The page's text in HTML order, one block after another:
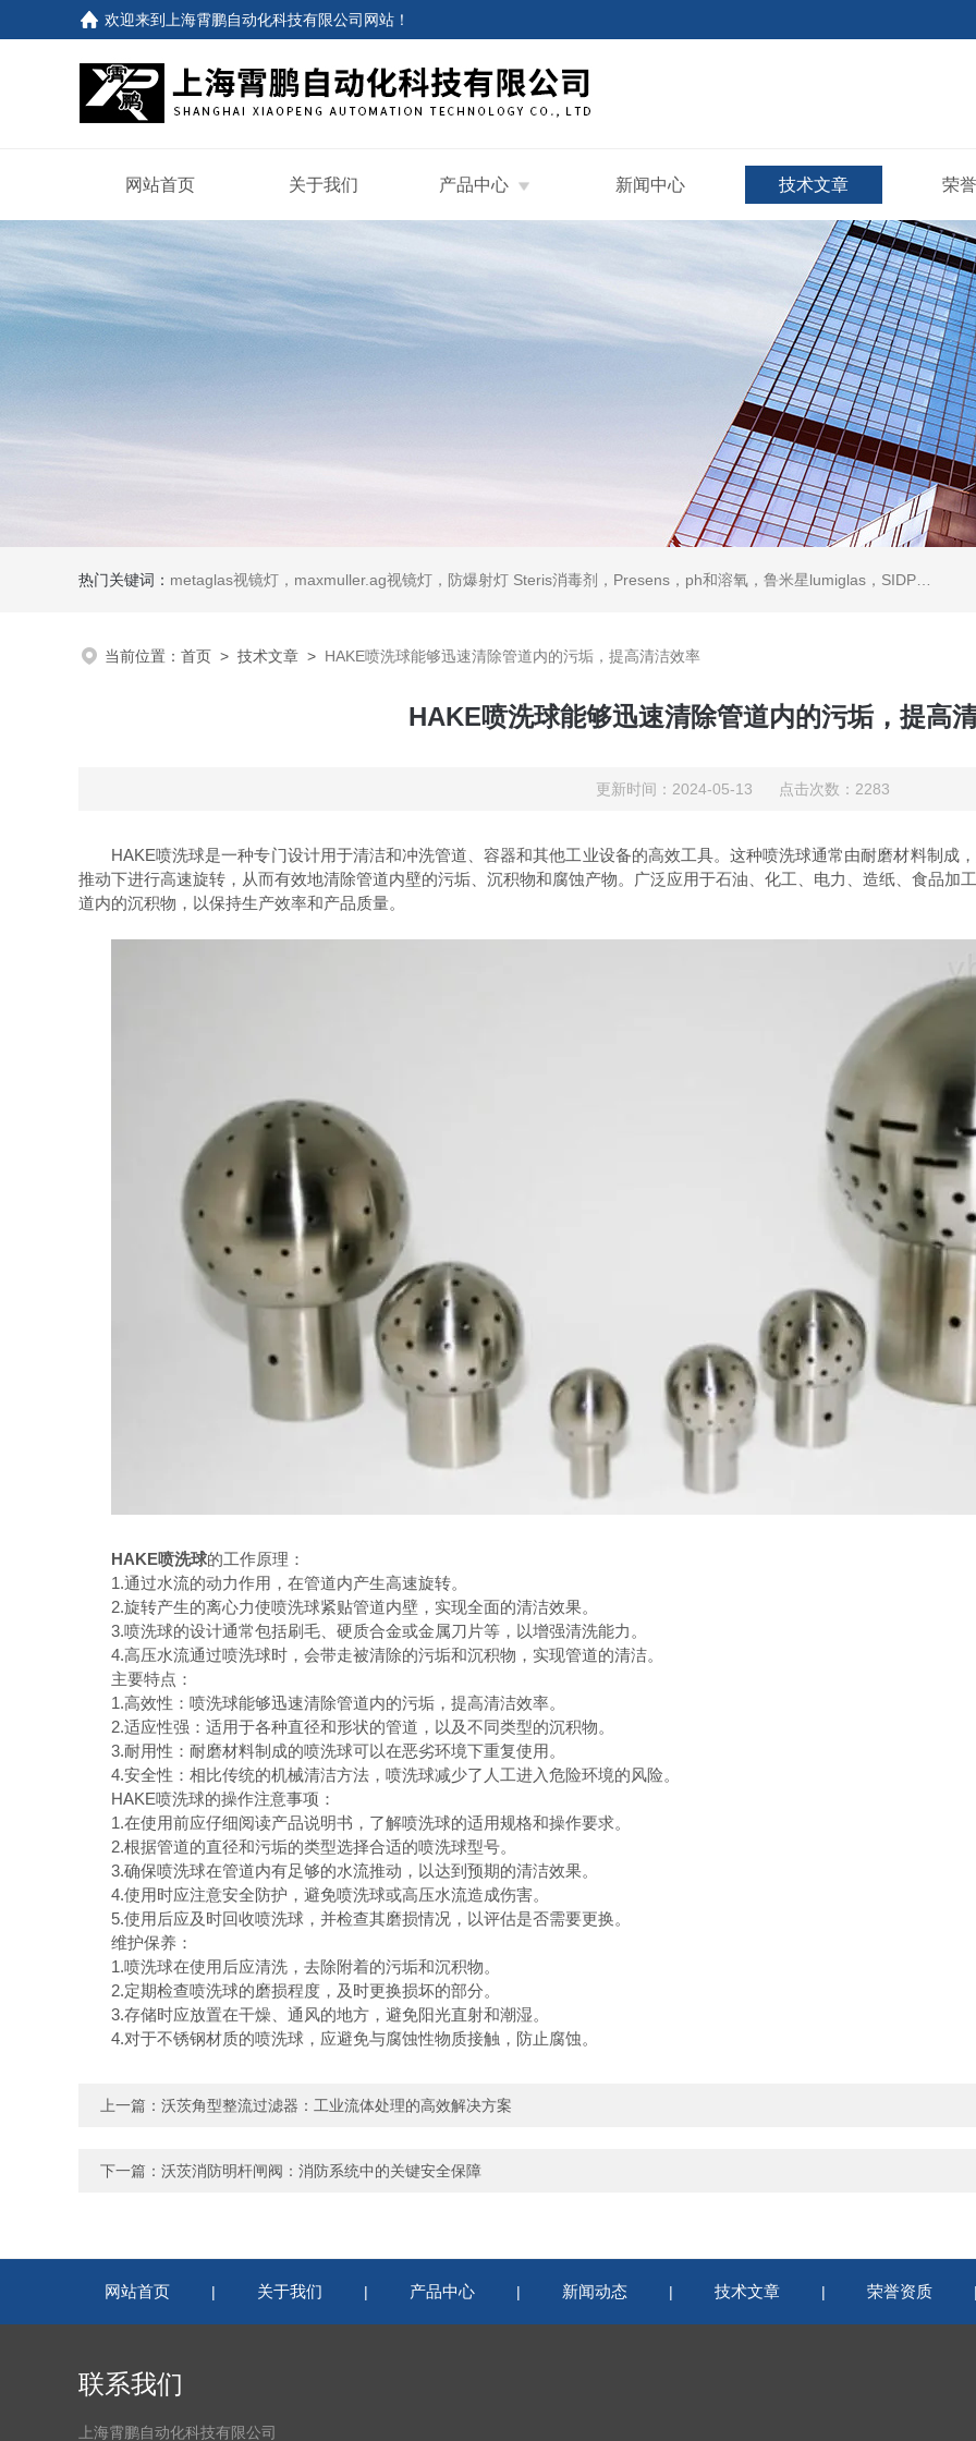
欢迎来到 上海霄鹏自动化科技有限公司网站 ！
网站首页 关于我们 产品中心 新闻中心 技术文章 荣
热门关键词： metaglas视镜灯，maxmuller.ag视镜灯，防爆射灯 Steris消毒剂，Presens，ph和溶氧，鲁米星lumiglas，SIDPH露点仪，进口气体分析仪
当前位置： 首页 > 技术文章 > HAKE喷洗球能够迅速清除管道内的污垢，提高清洁效率
HAKE喷洗球能够迅速清除管道内的污垢，提高
更新时间：2024-05-13 点击次数：2283
HAKE喷洗球是一种专门设计用于清洁和冲洗管道、容器和其他工业设备的高效工具。这种喷洗球通常由耐磨材料制成
推动下进行高速旋转，从而有效地清除管道内壁的污垢、沉积物和腐蚀产物。广泛应用于石油、化工、电力、造纸、食品加
道内的沉积物，以保持生产效率和产品质量。
HAKE喷洗球的工作原理：
1.通过水流的动力作用，在管道内产生高速旋转。
2.旋转产生的离心力使喷洗球紧贴管道内壁，实现全面的清洁效果。
3.喷洗球的设计通常包括刷毛、硬质合金或金属刀片等，以增强清洗能力。
4.高压水流通过喷洗球时，会带走被清除的污垢和沉积物，实现管道的清洁。
主要特点：
1.高效性：喷洗球能够迅速清除管道内的污垢，提高清洁效率。
2.适应性强：适用于各种直径和形状的管道，以及不同类型的沉积物。
3.耐用性：耐磨材料制成的喷洗球可以在恶劣环境下重复使用。
4.安全性：相比传统的机械清洁方法，喷洗球减少了人工进入危险环境的风险。
HAKE喷洗球的操作注意事项：
1.在使用前应仔细阅读产品说明书，了解喷洗球的适用规格和操作要求。
2.根据管道的直径和污垢的类型选择合适的喷洗球型号。
3.确保喷洗球在管道内有足够的水流推动，以达到预期的清洁效果。
4.使用时应注意安全防护，避免喷洗球或高压水流造成伤害。
5.使用后应及时回收喷洗球，并检查其磨损情况，以评估是否需要更换。
维护保养：
1.喷洗球在使用后应清洗，去除附着的污垢和沉积物。
2.定期检查喷洗球的磨损程度，及时更换损坏的部分。
3.存储时应放置在干燥、通风的地方，避免阳光直射和潮湿。
4.对于不锈钢材质的喷洗球，应避免与腐蚀性物质接触，防止腐蚀。
上一篇： 沃茨角型整流过滤器：工业流体处理的高效解决方案
下一篇： 沃茨消防明杆闸阀：消防系统中的关键安全保障
网站首页 | 关于我们 | 产品中心 | 新闻动态 | 技术文章 | 荣誉资质
联系我们
上海霄鹏自动化科技有限公司